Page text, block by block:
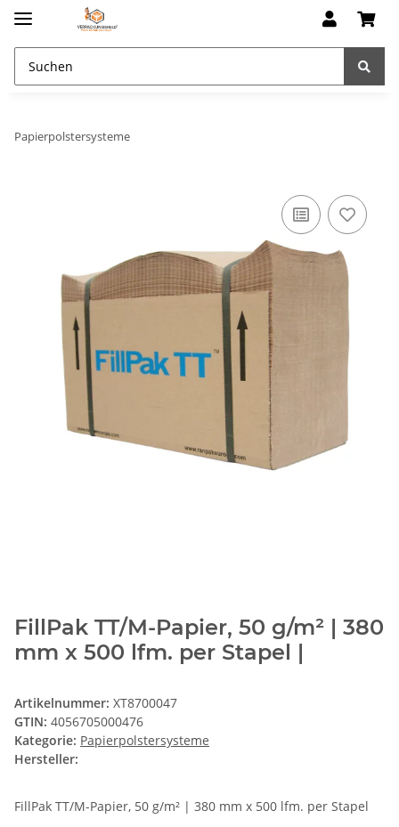
Papierpolstersysteme
FillPak TT/M-Papier, 50 g/m² | 380
mm x 500 lfm. per Stapel |
Artikelnummer: XT8700047
GTIN: 4056705000476
Kategorie: Papierpolstersysteme
Hersteller:
FillPak TT/M-Papier, 50 g/m² | 380 mm x 500 lfm. per Stapel